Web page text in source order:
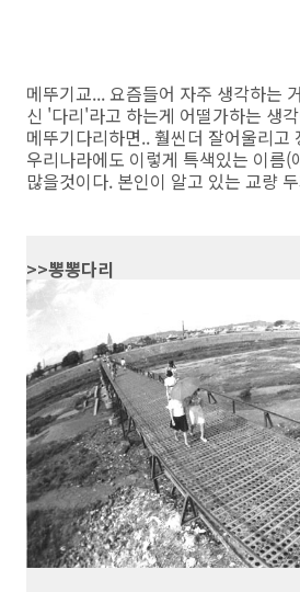
메뚜기교... 요즘들어 자주 생각하는
신 '다리'라고 하는게 어떨가하는 생
메뚜기다리하면.. 훨씬더 잘어울리
우리나라에도 이렇게 특색있는 이름(
많을것이다. 본인이 알고 있는 교량
>>뽕뽕다리